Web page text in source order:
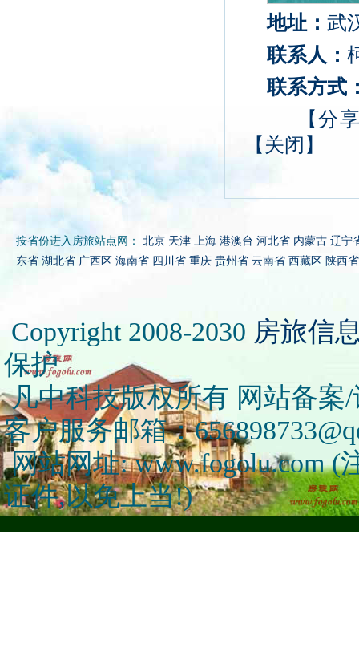
地址： 武
联系人：
联系方式
【分
【 关闭 】
按省份进入房旅站点网： 北京 天津 上海 港澳台 河北省 内蒙古 辽宁
东省 湖北省 广西区 海南省 四川省 重庆 贵州省 云南省 西藏区 陕西省
Copyright 2008-2030 房旅信
保护
凡中科技版权所有 网站备案/
客户服务邮箱：
网站网址: www.fogolu.com (
证件,以免上当!)